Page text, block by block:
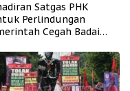
Satgas PHK
Perlindungan
Cegah Badai